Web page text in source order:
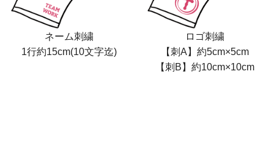
ネーム刺繍
1行約15cm(10文字迄)
ロゴ刺繍
【刺A】約5cm×5cm
【刺B】約10cm×10cm